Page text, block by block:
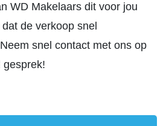
WD Makelaars dit voor jou
de verkoop snel
snel contact met ons op
gesprek!